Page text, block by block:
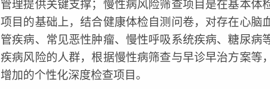
管理提供关键支撑；慢性病风险筛查项目是在基本体
项目的基础上，结合健康体检自测问卷，对存在心脑
管疾病、常见恶性肿瘤、慢性呼吸系统疾病、糖尿病
疾病风险的人群，根据慢性病筛查与早诊早治方案等，
增加的个性化深度检查项目。